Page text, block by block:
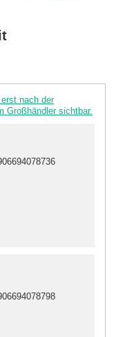
nach der
Großhändler sichtbar.